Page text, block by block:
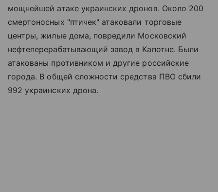
мощнейшей атаке украинских дронов. Около 200
смертоносных "птичек" атаковали торговые
центры, жилые дома, повредили Московский
нефтеперерабатывающий завод в Капотне. Были
атакованы противником и другие российские
города. В общей сложности средства ПВО сбили
992 украинских дрона.